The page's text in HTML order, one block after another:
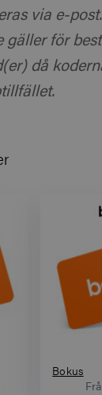
via e-
gäller för
då
Bokus